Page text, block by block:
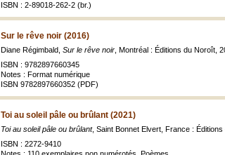
ISBN : 2-89018-262-2 (br.)
Sur le rêve noir (2016)
Diane Régimbald, Sur le rêve noir , Montréal : Éditions du Noroît,
ISBN : 9782897660345
Notes : Format numérique
ISBN 9782897660352 (PDF)
Toi au soleil pâle ou brûlant (2021)
Toi au soleil pâle ou brûlant, Saint Bonnet Elvert, France :
ISBN : 2272-9410